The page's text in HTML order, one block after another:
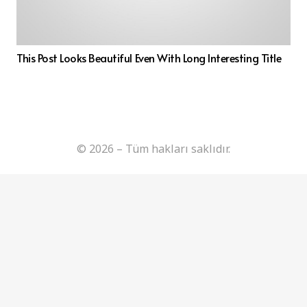
This Post Looks Beautiful Even With Long Interesting Title
© 2026 – Tüm hakları saklıdır.